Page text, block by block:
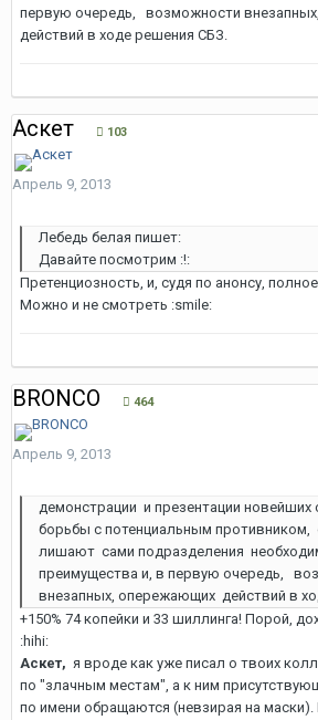
первую очередь, возможности
действий в ходе решения СБЗ.
Аскет 103
Апрель 9, 2013
Лебедь белая пишет:
Давайте посмотрим :!:
Претенциозность, и, судя по анонсу,
Можно и не смотреть :smile:
BRONCO 464
Апрель 9, 2013
демонстрации и презентации новейших
борьбы с потенциальным противником,
лишают сами подразделения
преимущества и, в первую очередь,
внезапных, опережающих действий в
+150% 74 копейки и 33 шиллинга! Порой,
:hihi:
Аскет, я вроде как уже писал о твоих
по "злачным местам", а к ним
по имени обращаются (невзирая на маски).